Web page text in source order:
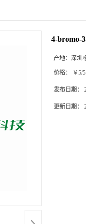
4-bromo-
产地： 深圳/
价格： ￥5/
发布日期：
更新日期：